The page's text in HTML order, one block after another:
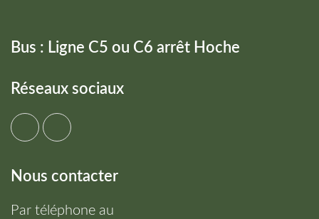
Bus : Ligne C5 ou C6 arrêt Hoche
Réseaux sociaux
Nous contacter
Par téléphone au